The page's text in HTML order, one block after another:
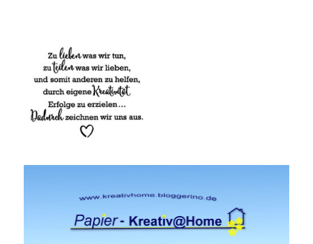
Stempel, Stanze und Papier